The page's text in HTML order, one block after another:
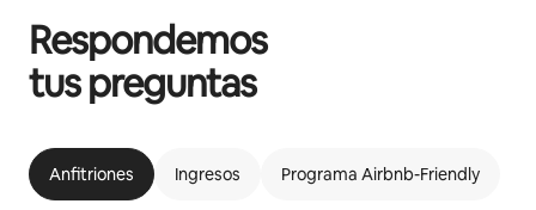
Respondemos
tus preguntas
Anfitriones Ingresos Programa Airbnb-Friendly